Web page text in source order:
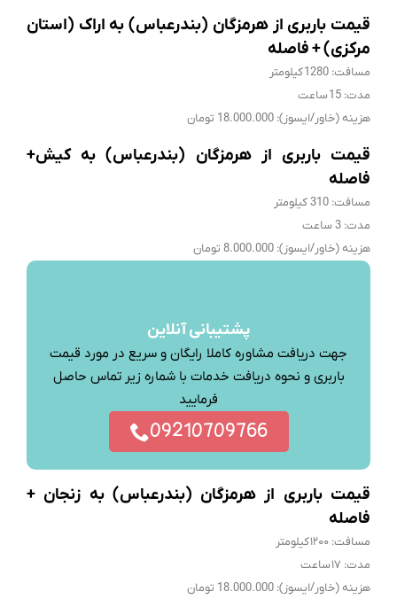
قیمت باربری از هرمزگان (بندرعباس) به اراک (استان
مرکزی) + فاصله
مسافت: 1280 کیلومتر
مدت: 15 ساعت
هزینه (خاور/ایسوز): 18.000.000 تومان
قیمت باربری از هرمزگان (بندرعباس) به کیش+
فاصله
مسافت: 310 کیلومتر
مدت: 3 ساعت
هزینه (خاور/ایسوز): 8.000.000 تومان
پشتیبانی آنلاین
جهت دریافت مشاوره کاملا رایگان و سریع در مورد قیمت
باربری و نحوه دریافت خدمات با شماره زیر تماس حاصل
فرمایید
09210709766
قیمت باربری از هرمزگان (بندرعباس) به زنجان +
فاصله
مسافت: ۱۲۰۰ کیلومتر
مدت: ۱۷ ساعت
هزینه (خاور/ایسوز): 18.000.000 تومان